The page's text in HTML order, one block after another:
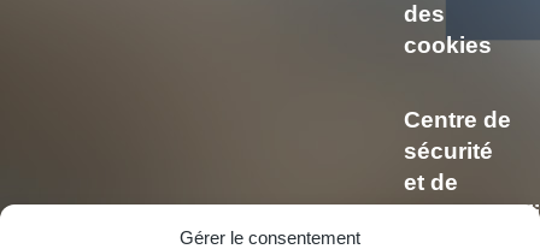
Gérer le consentement
des
cookies
Centre de
sécurité
et de